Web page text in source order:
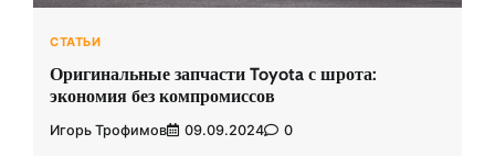
СТАТЬИ
Оригинальные запчасти Toyota с шрота:
экономия без компромиссов
Игорь Трофимов 09.09.2024 0